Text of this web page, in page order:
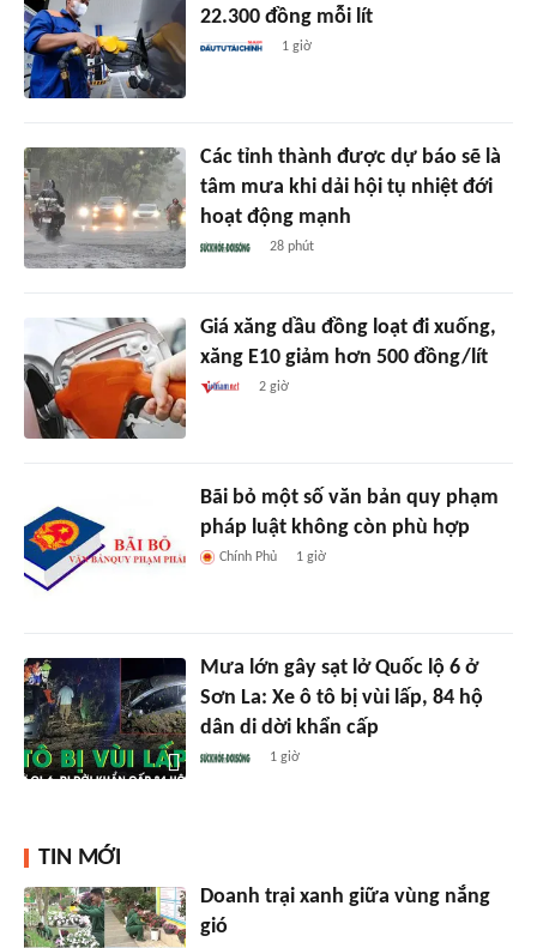
22.300 đồng mỗi lít
1 giờ
Các tỉnh thành được dự báo sẽ là
tâm mưa khi dải hội tụ nhiệt đới
hoạt động mạnh
28 phút
Giá xăng dầu đồng loạt đi xuống,
xăng E10 giảm hơn 500 đồng/lít
2 giờ
Bãi bỏ một số văn bản quy phạm
pháp luật không còn phù hợp
Chính Phủ 1 giờ
Mưa lớn gây sạt lở Quốc lộ 6 ở
Sơn La: Xe ô tô bị vùi lấp, 84 hộ
dân di dời khẩn cấp
1 giờ
TIN MỚI
Doanh trại xanh giữa vùng nắng
gió